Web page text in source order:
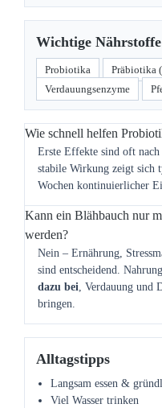
Wichtige Nährstoffe
Probiotika
Präbiotika
Verdauungsenzyme
Wie schnell helfen
Erste Effekte sind oft nach
stabile Wirkung zeigt sich
Wochen kontinuierlicher
Kann ein Blähbauch nur
werden?
Nein – Ernährung,
sind entscheidend.
dazu bei, Verdauung und
bringen.
Alltagstipps
Langsam essen &
Viel Wasser trinken